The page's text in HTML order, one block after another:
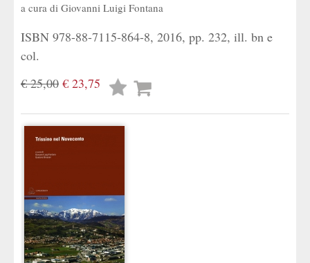
a cura di Giovanni Luigi Fontana
ISBN 978-88-7115-864-8, 2016, pp. 232, ill. bn e
col.
€ 25,00 € 23,75
Lista